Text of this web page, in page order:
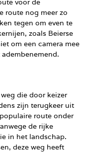
voor de
route nog meer zo
tegen om even te
zoals Beierse
om een camera mee
die door keizer
zijn terugkeer uit
route onder
de rijke
in het landschap.
deze weg heeft